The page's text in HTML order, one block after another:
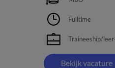
Fulltime
Traineeship/
Bekijk vacature